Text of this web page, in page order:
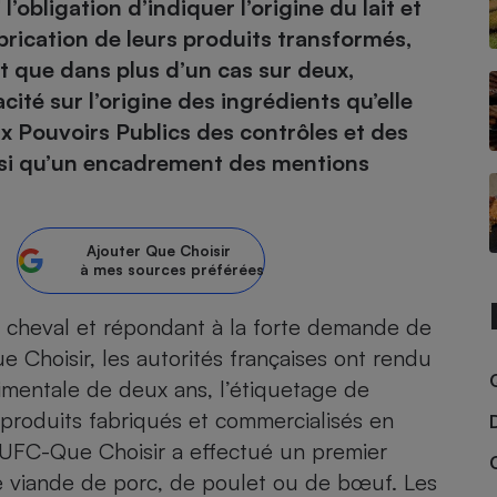
d’indiquer l’origine du lait et
de leurs produits transformés,
que dans plus d’un cas sur deux,
sur l’origine des ingrédients qu’elle
Pouvoirs Publics des contrôles et des
qu’un encadrement des mentions
Ajouter Que Choisir
à mes sources préférées
et répondant à la forte demande de
Choisir, les autorités françaises ont rendu
de deux ans, l’étiquetage de
fabriqués et commercialisés en
Que Choisir a effectué un premier
viande de porc, de poulet ou de bœuf. Les
Circuits courts et
alimentation locale
Banque en ligne
sèche-linge
mobile
Panneaux
smartphone
multifonction
portable
nettoyeur haute
mutuelle
des devis d’opticiens
santé
Obsèques - Pompes
funèbres
Puériculture - Produit
pour bébé